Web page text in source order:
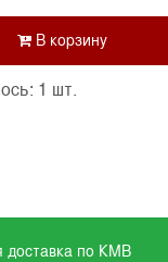
1 шт.
доставка по КМВ